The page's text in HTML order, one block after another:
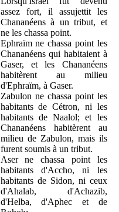
assez fort, il assujettit les
Chananéens à un tribut, et
ne les chassa point.
Ephraïm ne chassa point les
Chananéens qui habitaient à
Gaser, et les Chananéens
habitèrent au milieu
d'Ephraïm, à Gaser.
Zabulon ne chassa point les
habitants de Cétron, ni les
habitants de Naalol; et les
Chananéens habitèrent au
milieu de Zabulon, mais ils
furent soumis à un tribut.
Aser ne chassa point les
habitants d'Accho, ni les
habitants de Sidon, ni ceux
d'Ahalab, d'Achazib,
d'Helba, d'Aphec et de